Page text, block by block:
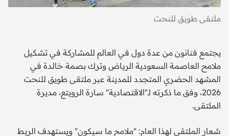
ملتقى طويق للنحت
يجتمع فنانون من عدة دول في العالم للمشاركة في تشكيل
ملامح العاصمة السعودية الرياض وترك بصمة خالدة في
المشهد الحضري المتجدد للمدينة عبر ملتقى طويق للنحت
2026، وفق ما ذكرته لـ"الاقتصادية" سارة الرويتع، مديرة
الملتقى.
شعار الملتقى لهذا العام: "ملامح ما سيكون" ويستهدف الربط